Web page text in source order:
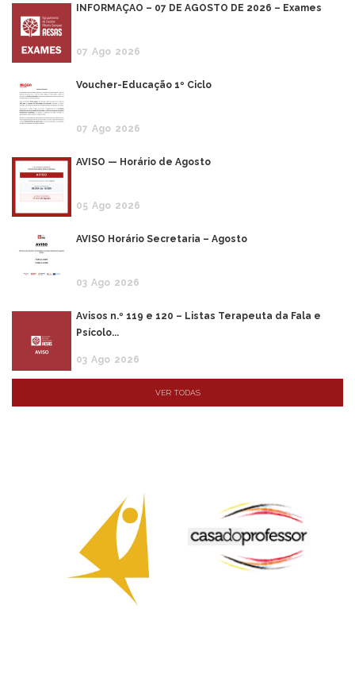
INFORMAÇÃO – 07 DE AGOSTO DE 2026 – Exames
07 Ago 2026
Voucher-Educação 1º Ciclo
07 Ago 2026
AVISO — Horário de Agosto
05 Ago 2026
AVISO Horário Secretaria – Agosto
03 Ago 2026
Avisos n.º 119 e 120 – Listas Terapeuta da Fala e
Psícolo...
03 Ago 2026
VER TODAS